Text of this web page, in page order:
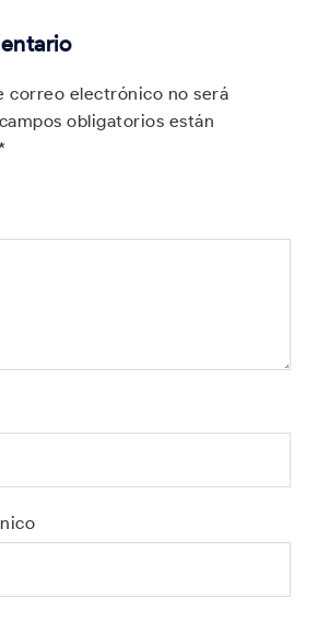
correo electrónico no será
obligatorios están